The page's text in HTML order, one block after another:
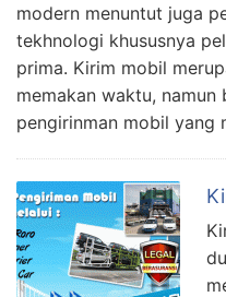
modern menuntut juga
tekhnologi khususnya
prima. Kirim mobil
memakan waktu, namun
pengirinman mobil yang